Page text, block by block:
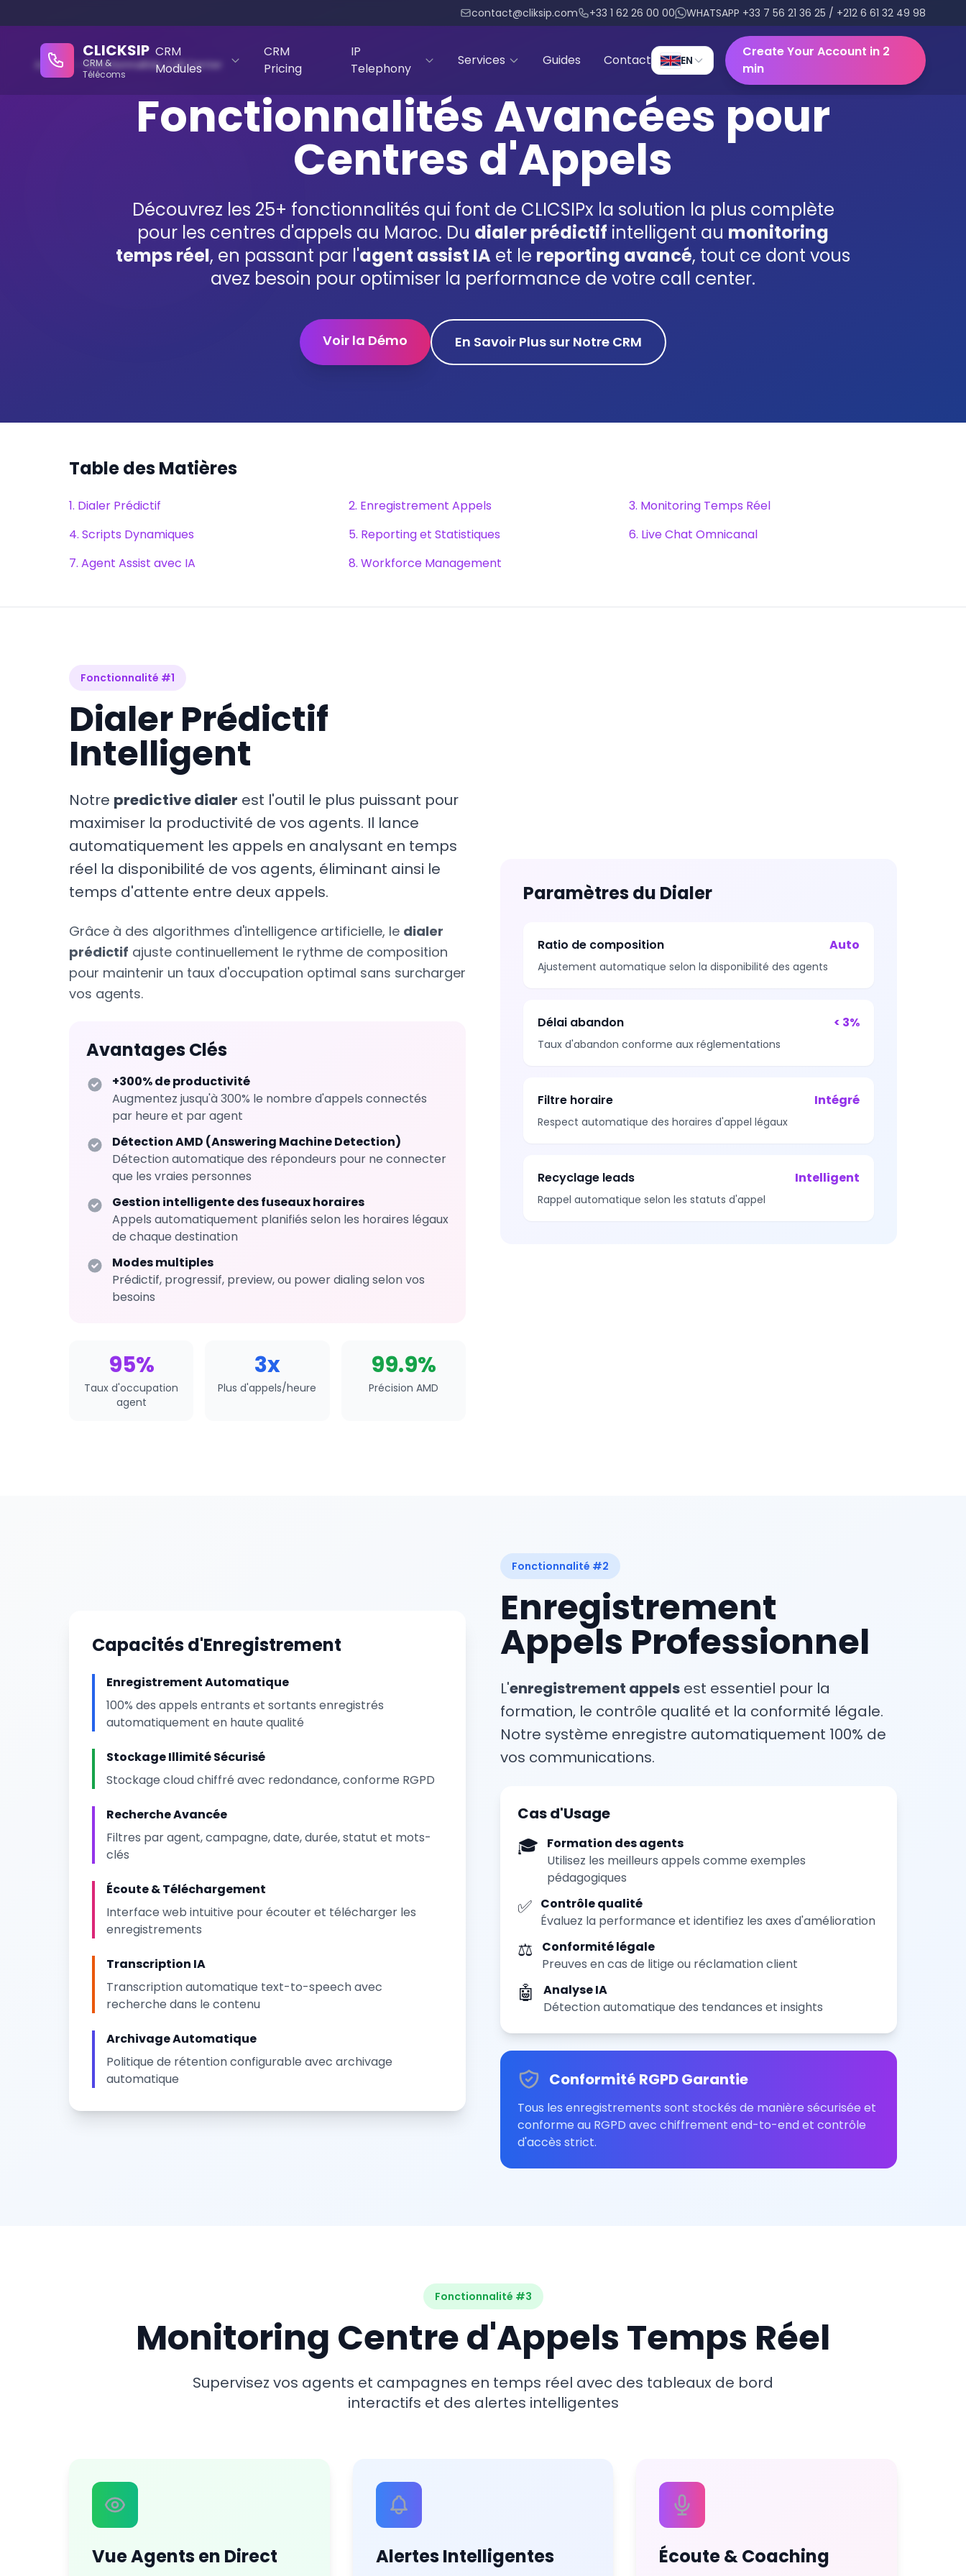
contact@cliksip.com +33 1 62 26 00 00 WHATSAPP +33 7 56 21 36 25 / +212 6 61 32 49 98
CLICKSIP
CRM &
Télécoms
CRM
Modules
CRM
Pricing
IP
Telephony
Services Guides Contact EN
Create Your Account in 2
min
Accueil Fonctionnalités Call Center
Fonctionnalités Avancées pour
Centres d'Appels
Découvrez les 25+ fonctionnalités qui font de CLICSIPx la solution la plus complète
pour les centres d'appels au Maroc. Du dialer prédictif intelligent au monitoring
temps réel, en passant par l'agent assist IA et le reporting avancé, tout ce dont vous
avez besoin pour optimiser la performance de votre call center.
Voir la Démo En Savoir Plus sur Notre CRM
Table des Matières
1. Dialer Prédictif 2. Enregistrement Appels
3. Monitoring Temps Réel
4. Scripts Dynamiques
5. Reporting et Statistiques
6. Live Chat Omnicanal
7. Agent Assist avec IA
8. Workforce Management
Fonctionnalité #1
Dialer Prédictif
Intelligent
Notre predictive dialer est l'outil le plus puissant pour
maximiser la productivité de vos agents. Il lance
automatiquement les appels en analysant en temps
réel la disponibilité de vos agents, éliminant ainsi le
temps d'attente entre deux appels.
Grâce à des algorithmes d'intelligence artificielle, le dialer
prédictif ajuste continuellement le rythme de composition
pour maintenir un taux d'occupation optimal sans surcharger
vos agents.
Avantages Clés
+300% de productivité
Augmentez jusqu'à 300% le nombre d'appels connectés
par heure et par agent
Détection AMD (Answering Machine Detection)
Détection automatique des répondeurs pour ne connecter
que les vraies personnes
Gestion intelligente des fuseaux horaires
Appels automatiquement planifiés selon les horaires légaux
de chaque destination
Modes multiples
Prédictif, progressif, preview, ou power dialing selon vos
besoins
95%
Taux d'occupation
agent
3x
Plus d'appels/heure
99.9%
Précision AMD
Paramètres du Dialer
Ratio de composition Auto
Ajustement automatique selon la disponibilité des agents
Délai abandon < 3%
Taux d'abandon conforme aux réglementations
Filtre horaire Intégré
Respect automatique des horaires d'appel légaux
Recyclage leads Intelligent
Rappel automatique selon les statuts d'appel
Capacités d'Enregistrement
Enregistrement Automatique
100% des appels entrants et sortants enregistrés
automatiquement en haute qualité
Stockage Illimité Sécurisé
Stockage cloud chiffré avec redondance, conforme RGPD
Recherche Avancée
Filtres par agent, campagne, date, durée, statut et mots-
clés
Écoute & Téléchargement
Interface web intuitive pour écouter et télécharger les
enregistrements
Transcription IA
Transcription automatique text-to-speech avec
recherche dans le contenu
Archivage Automatique
Politique de rétention configurable avec archivage
automatique
Fonctionnalité #2
Enregistrement
Appels Professionnel
L'enregistrement appels est essentiel pour la
formation, le contrôle qualité et la conformité légale.
Notre système enregistre automatiquement 100% de
vos communications.
Cas d'Usage
🎓
Formation des agents
Utilisez les meilleurs appels comme exemples
pédagogiques
✅ Contrôle qualité
Évaluez la performance et identifiez les axes d'amélioration
⚖️
Conformité légale
Preuves en cas de litige ou réclamation client
🤖
Analyse IA
Détection automatique des tendances et insights
Conformité RGPD Garantie
Tous les enregistrements sont stockés de manière sécurisée et
conforme au RGPD avec chiffrement end-to-end et contrôle
d'accès strict.
Fonctionnalité #3
Monitoring Centre d'Appels Temps Réel
Supervisez vos agents et campagnes en temps réel avec des tableaux de bord
interactifs et des alertes intelligentes
Vue Agents en Direct Alertes Intelligentes Écoute & Coaching